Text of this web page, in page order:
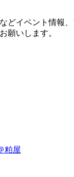
どイベント情報
願いします。
粕屋